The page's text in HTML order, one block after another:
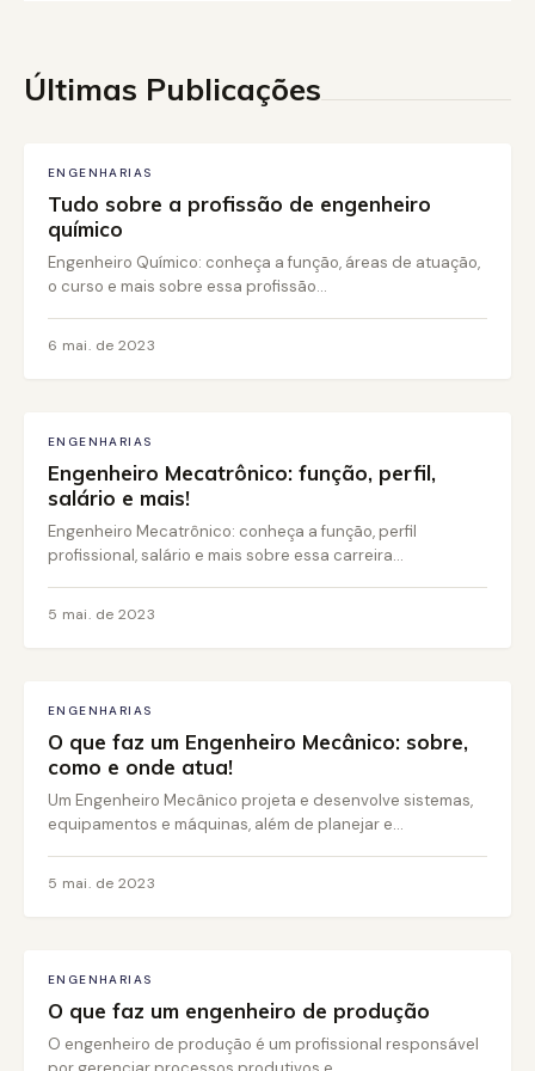
Últimas Publicações
ENGENHARIAS
Tudo sobre a profissão de engenheiro
químico
Engenheiro Químico: conheça a função, áreas de atuação,
o curso e mais sobre essa profissão...
6 mai. de 2023
ENGENHARIAS
Engenheiro Mecatrônico: função, perfil,
salário e mais!
Engenheiro Mecatrônico: conheça a função, perfil
profissional, salário e mais sobre essa carreira...
5 mai. de 2023
ENGENHARIAS
O que faz um Engenheiro Mecânico: sobre,
como e onde atua!
Um Engenheiro Mecânico projeta e desenvolve sistemas,
equipamentos e máquinas, além de planejar e...
5 mai. de 2023
ENGENHARIAS
O que faz um engenheiro de produção
O engenheiro de produção é um profissional responsável